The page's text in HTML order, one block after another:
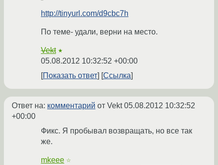
http://tinyurl.com/d9cbc7h
По теме- удали, верни на место.
Vekt ★
05.08.2012 10:32:52 +00:00
Показать ответ
Ссылка
Ответ на: комментарий от Vekt05.08.2012 10:32:52
+00:00
Фикс. Я пробывал возвращать, но все так
же.
mkeee ☆